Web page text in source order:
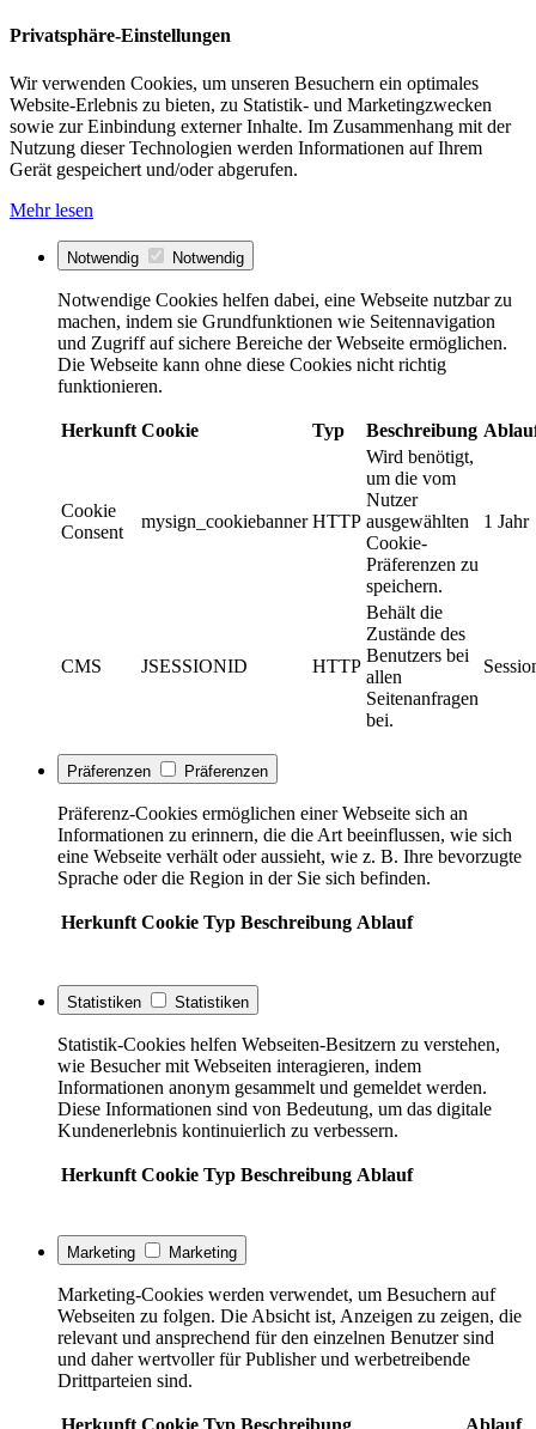
Privatsphäre-Einstellungen
Wir verwenden Cookies, um unseren Besuchern ein optimales
Website-Erlebnis zu bieten, zu Statistik- und Marketingzwecken
sowie zur Einbindung externer Inhalte. Im Zusammenhang mit der
Nutzung dieser Technologien werden Informationen auf Ihrem
Gerät gespeichert und/oder abgerufen.
Mehr lesen
Notwendig Notwendig
Notwendige Cookies helfen dabei, eine Webseite nutzbar zu
machen, indem sie Grundfunktionen wie Seitennavigation
und Zugriff auf sichere Bereiche der Webseite ermöglichen.
Die Webseite kann ohne diese Cookies nicht richtig
funktionieren.
Herkunft Cookie Typ Beschreibung
Cookie
Consent
mysign_cookiebanner HTTP
Wird benötigt,
um die vom
Nutzer
ausgewählten
Cookie-
Präferenzen zu
speichern.
1 Jahr
CMS JSESSIONID HTTP
Behält die
Zustände des
Benutzers bei
allen
Seitenanfragen
bei.
Präferenzen Präferenzen
Präferenz-Cookies ermöglichen einer Webseite sich an
Informationen zu erinnern, die die Art beeinflussen, wie sich
eine Webseite verhält oder aussieht, wie z. B. Ihre bevorzugte
Sprache oder die Region in der Sie sich befinden.
Herkunft Cookie Typ Beschreibung Ablauf
Statistiken Statistiken
Statistik-Cookies helfen Webseiten-Besitzern zu verstehen,
wie Besucher mit Webseiten interagieren, indem
Informationen anonym gesammelt und gemeldet werden.
Diese Informationen sind von Bedeutung, um das digitale
Kundenerlebnis kontinuierlich zu verbessern.
Herkunft Cookie Typ Beschreibung Ablauf
Marketing Marketing
Marketing-Cookies werden verwendet, um Besuchern auf
Webseiten zu folgen. Die Absicht ist, Anzeigen zu zeigen, die
relevant und ansprechend für den einzelnen Benutzer sind
und daher wertvoller für Publisher und werbetreibende
Drittparteien sind.
Herkunft Cookie Typ Beschreibung Ablauf